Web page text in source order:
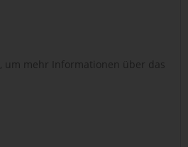
, um mehr Informationen über das